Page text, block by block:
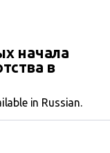
начала
в
in Russian.